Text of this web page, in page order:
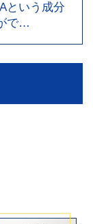
という成分
で…